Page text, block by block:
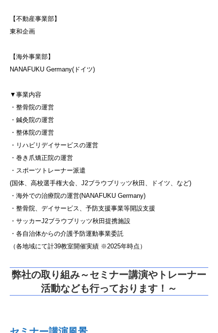
【不動産事業部】
東和企画
【海外事業部】
NANAFUKU Germany(ドイツ)
▼事業内容
・整骨院の運営
・鍼灸院の運営
・整体院の運営
・リハビリデイサービスの運営
・巻き爪矯正院の運営
・スポーツトレーナー派遣
(国体、高校選手権大会、J2ブラウブリッツ秋田、ドイツ、など)
・海外での治療院の運営(NANAFUKU Germany)
・整骨院、デイサービス、予防支援事業等開設支援
・サッカーJ2ブラウブリッツ秋田提携施設
・各自治体からの介護予防運動事業委託
（各地域にて計39教室開催実績 ※2025年時点）
弊社の取り組み～セミナー講演やトレーナー
活動なども行っております！～